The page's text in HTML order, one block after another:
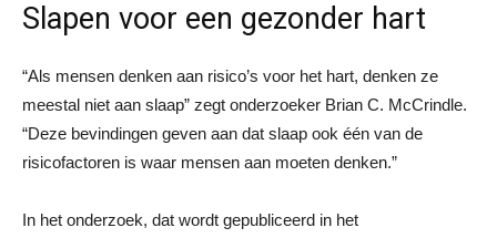
Slapen voor een gezonder hart
“Als mensen denken aan risico’s voor het hart, denken ze
meestal niet aan slaap” zegt onderzoeker Brian C. McCrindle.
“Deze bevindingen geven aan dat slaap ook één van de
risicofactoren is waar mensen aan moeten denken.”
In het onderzoek, dat wordt gepubliceerd in het